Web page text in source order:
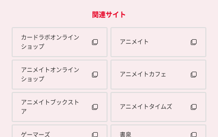
関連サイト
カードラボオンライン
ショップ
アニメイト
アニメイトオンライン
ショップ
アニメイトカフェ
アニメイトブックスト
ア
アニメイトタイムズ
ゲーマーズ 書泉